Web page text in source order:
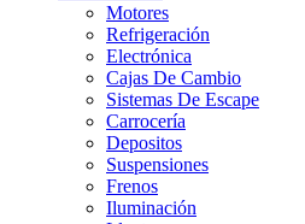
Refrigeración
Electrónica
Cajas De Cambio
Sistemas De Escape
Carrocería
Depositos
Suspensiones
Frenos
Iluminación
Llantas